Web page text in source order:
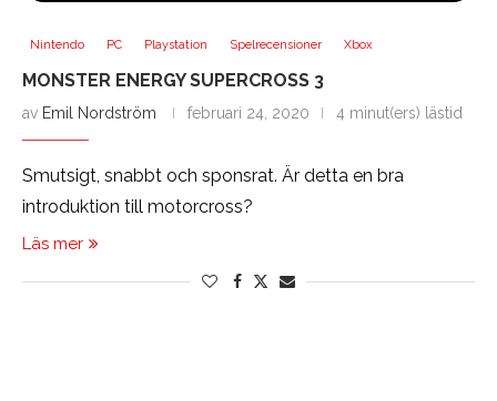
Nintendo PC Playstation Spelrecensioner Xbox
MONSTER ENERGY SUPERCROSS 3
av Emil Nordström februari 24, 2020 4 minut(ers) lästid
Smutsigt, snabbt och sponsrat. Är detta en bra
introduktion till motorcross?
Läs mer